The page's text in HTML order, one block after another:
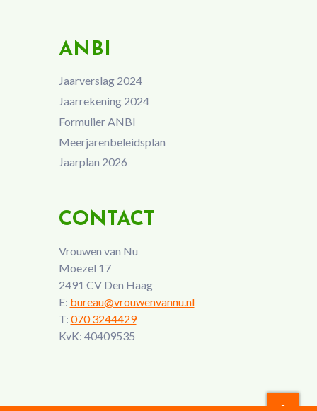
ANBI
Jaarverslag 2024
Jaarrekening 2024
Formulier ANBI
Meerjarenbeleidsplan
Jaarplan 2026
CONTACT
Vrouwen van Nu
Moezel 17
2491 CV Den Haag
E: bureau@vrouwenvannu.nl
T: 070 3244429
KvK: 40409535